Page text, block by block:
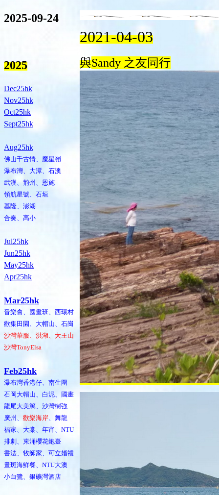
2025-09-24
2025
Dec25hk
Nov25hk
Oct25hk
Sept25hk
Aug25hk
佛山千古情、魔星嶺
瀑布灣、大潭、石澳
武漢、荊州、恩施
領航星號、石垣
基隆、澎湖
合奏、高小
Jul25hk
Jun25hk
May25hk
Apr25hk
Mar25hk
音樂會、國畫班、西環村
歡集田園、大帽山、石崗
沙灣華服、洪湖、大王山
沙灣TonyElsa
Feb25hk
瀑布灣香港仔、南生圍
石岡大帽山、白泥、國畫
龍尾大美篤、沙灣樹強
廣州、 歡樂海岸、舞龍
福家、大棠、年宵、NTU
排劇、柬涌櫻花炮臺
書法、牧師家、可立婚禮
晝斑海鮮餐、NTU大澳
小白鷺、銀礦灣酒店
2021-04-03
與Sandy 之友同行